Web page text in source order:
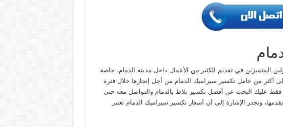
المتميزين في تقديم الكثير من الأعمال داخل مدينة الدمام، خاصة
أكثر من عامل تكسير سيراميك الدمام من أجل إنجازها خلال فترة
عليك البحث عن أفضل تكسير بلاط بالدمام والتواصل معه حتى
وتجدر الإشارة إلى أن أسعار تكسير سيراميك الدمام تعتبر